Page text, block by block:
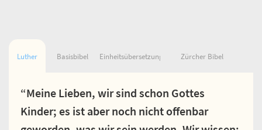
Luther Basisbibel Einheitsübersetzung Zürcher Bibel
“Meine Lieben, wir sind schon Gottes
Kinder; es ist aber noch nicht offenbar